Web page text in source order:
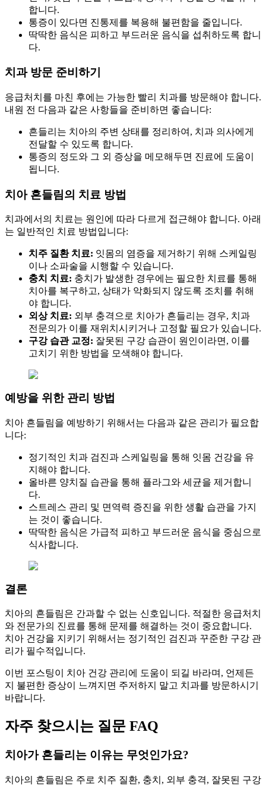
합니다.
통증이 있다면 진통제를 복용해 불편함을 줄입니다.
딱딱한 음식은 피하고 부드러운 음식을 섭취하도록 합니
다.
치과 방문 준비하기
응급처치를 마친 후에는 가능한 빨리 치과를 방문해야 합니다.
내원 전 다음과 같은 사항들을 준비하면 좋습니다:
흔들리는 치아의 주변 상태를 정리하여, 치과 의사에게
전달할 수 있도록 합니다.
통증의 정도와 그 외 증상을 메모해두면 진료에 도움이
됩니다.
치아 흔들림의 치료 방법
치과에서의 치료는 원인에 따라 다르게 접근해야 합니다. 아래
는 일반적인 치료 방법입니다:
치주 질환 치료: 잇몸의 염증을 제거하기 위해 스케일링
이나 소파술을 시행할 수 있습니다.
충치 치료: 충치가 발생한 경우에는 필요한 치료를 통해
치아를 복구하고, 상태가 악화되지 않도록 조치를 취해
야 합니다.
외상 치료: 외부 충격으로 치아가 흔들리는 경우, 치과
전문의가 이를 재위치시키거나 고정할 필요가 있습니다.
구강 습관 교정: 잘못된 구강 습관이 원인이라면, 이를
고치기 위한 방법을 모색해야 합니다.
예방을 위한 관리 방법
치아 흔들림을 예방하기 위해서는 다음과 같은 관리가 필요합
니다:
정기적인 치과 검진과 스케일링을 통해 잇몸 건강을 유
지해야 합니다.
올바른 양치질 습관을 통해 플라그와 세균을 제거합니
다.
스트레스 관리 및 면역력 증진을 위한 생활 습관을 가지
는 것이 좋습니다.
딱딱한 음식은 가급적 피하고 부드러운 음식을 중심으로
식사합니다.
결론
치아의 흔들림은 간과할 수 없는 신호입니다. 적절한 응급처치
와 전문가의 진료를 통해 문제를 해결하는 것이 중요합니다.
치아 건강을 지키기 위해서는 정기적인 검진과 꾸준한 구강 관
리가 필수적입니다.
이번 포스팅이 치아 건강 관리에 도움이 되길 바라며, 언제든
지 불편한 증상이 느껴지면 주저하지 말고 치과를 방문하시기
바랍니다.
자주 찾으시는 질문 FAQ
치아가 흔들리는 이유는 무엇인가요?
치아의 흔들림은 주로 치주 질환, 충치, 외부 충격, 잘못된 구강